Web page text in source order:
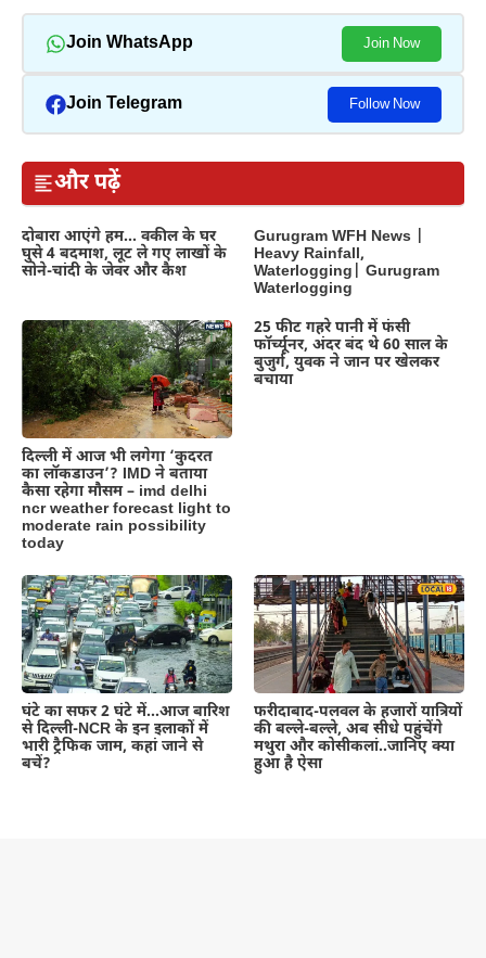
Join WhatsApp Join Now
Join Telegram Follow Now
और पढ़ें
दोबारा आएंगे हम… वकील के घर
घुसे 4 बदमाश, लूट ले गए लाखों के
सोने-चांदी के जेवर और कैश
Gurugram WFH News |
Heavy Rainfall,
Waterlogging| Gurugram
Waterlogging
दिल्‍ली में आज भी लगेगा ‘कुदरत
का लॉकडाउन’? IMD ने बताया
कैसा रहेगा मौसम – imd delhi
ncr weather forecast light to
moderate rain possibility
today
25 फीट गहरे पानी में फंसी
फॉर्च्यूनर, अंदर बंद थे 60 साल के
बुजुर्ग, युवक ने जान पर खेलकर
बचाया
घंटे का सफर 2 घंटे में…आज बारिश
से दिल्ली-NCR के इन इलाकों में
भारी ट्रैफिक जाम, कहां जाने से
बचें?
फरीदाबाद-पलवल के हजारों यात्रियों
की बल्ले-बल्ले, अब सीधे पहुंचेंगे
मथुरा और कोसीकलां..जानिए क्या
हुआ है ऐसा